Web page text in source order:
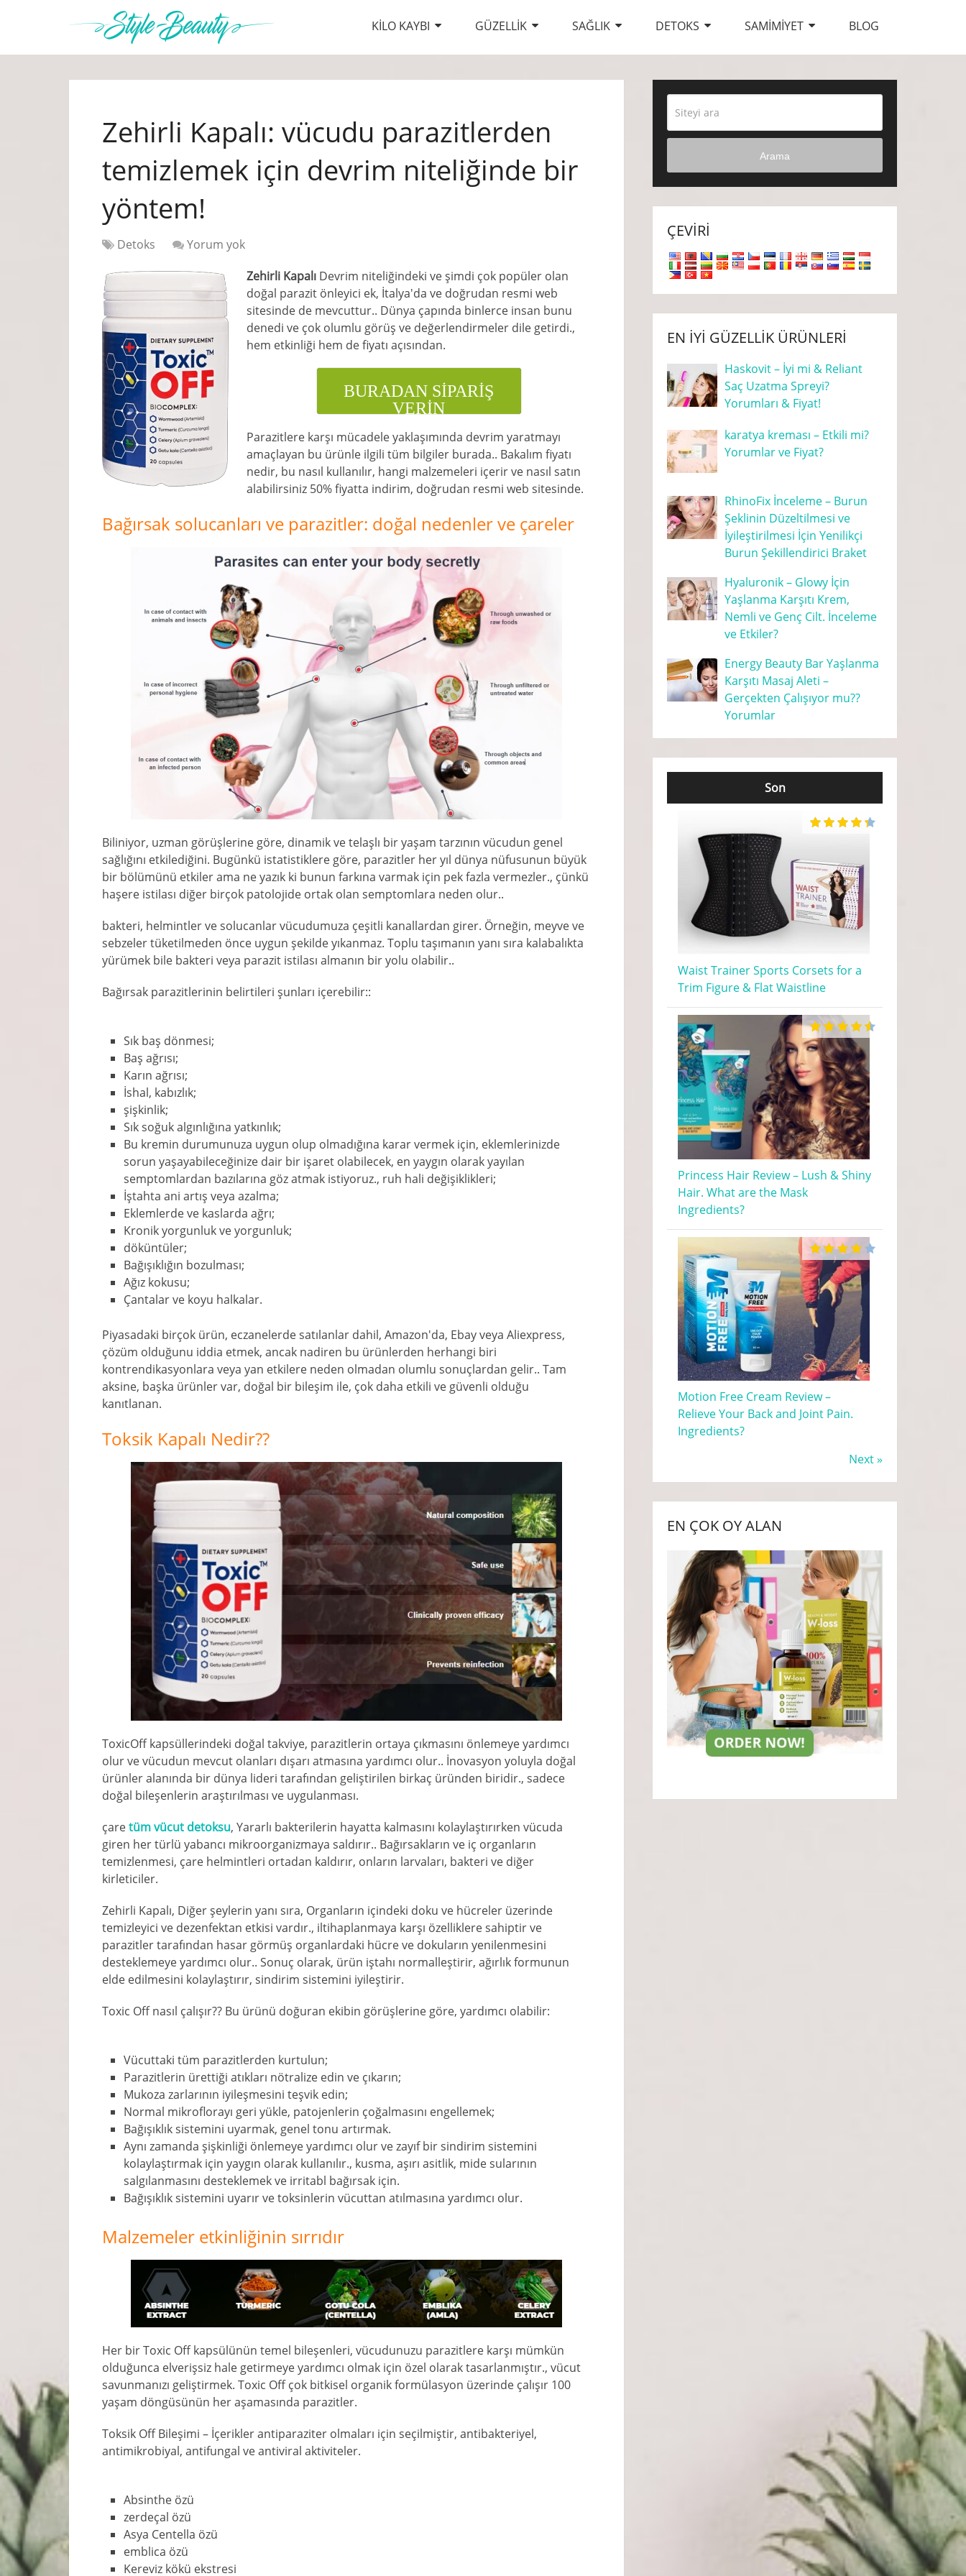
KILO KAYBI GÜZELLIK SAĞLIK DETOKS SAMIMIYET BLOG
Zehirli Kapalı: vücudu parazitlerden
temizlemek için devrim niteliğinde bir
yöntem!
Detoks
Yorum yok
Zehirli Kapalı Devrim niteliğindeki ve şimdi çok popüler olan
doğal parazit önleyici ek, İtalya'da ve doğrudan resmi web
sitesinde de mevcuttur.. Dünya çapında binlerce insan bunu
denedi ve çok olumlu görüş ve değerlendirmeler dile getirdi.,
hem etkinliği hem de fiyatı açısından.
BURADAN SİPARİŞ
VERİN
Parazitlere karşı mücadele yaklaşımında devrim yaratmayı
amaçlayan bu ürünle ilgili tüm bilgiler burada.. Bakalım fiyatı
nedir, bu nasıl kullanılır, hangi malzemeleri içerir ve nasıl satın
alabilirsiniz 50% fiyatta indirim, doğrudan resmi web sitesinde.
Bağırsak solucanları ve parazitler: doğal nedenler ve çareler
Biliniyor, uzman görüşlerine göre, dinamik ve telaşlı bir yaşam tarzının vücudun genel
sağlığını etkilediğini. Bugünkü istatistiklere göre, parazitler her yıl dünya nüfusunun büyük
bir bölümünü etkiler ama ne yazık ki bunun farkına varmak için pek fazla vermezler., çünkü
haşere istilası diğer birçok patolojide ortak olan semptomlara neden olur..
bakteri, helmintler ve solucanlar vücudumuza çeşitli kanallardan girer. Örneğin, meyve ve
sebzeler tüketilmeden önce uygun şekilde yıkanmaz. Toplu taşımanın yanı sıra kalabalıkta
yürümek bile bakteri veya parazit istilası almanın bir yolu olabilir..
Bağırsak parazitlerinin belirtileri şunları içerebilir::
Sık baş dönmesi;
Baş ağrısı;
Karın ağrısı;
İshal, kabızlık;
şişkinlik;
Sık soğuk algınlığına yatkınlık;
Bu kremin durumunuza uygun olup olmadığına karar vermek için, eklemlerinizde
sorun yaşayabileceğinize dair bir işaret olabilecek, en yaygın olarak yayılan
semptomlardan bazılarına göz atmak istiyoruz., ruh hali değişiklikleri;
İştahta ani artış veya azalma;
Eklemlerde ve kaslarda ağrı;
Kronik yorgunluk ve yorgunluk;
döküntüler;
Bağışıklığın bozulması;
Ağız kokusu;
Çantalar ve koyu halkalar.
Piyasadaki birçok ürün, eczanelerde satılanlar dahil, Amazon'da, Ebay veya Aliexpress,
çözüm olduğunu iddia etmek, ancak nadiren bu ürünlerden herhangi biri
kontrendikasyonlara veya yan etkilere neden olmadan olumlu sonuçlardan gelir.. Tam
aksine, başka ürünler var, doğal bir bileşim ile, çok daha etkili ve güvenli olduğu
kanıtlanan.
Toksik Kapalı Nedir??
ToxicOff kapsüllerindeki doğal takviye, parazitlerin ortaya çıkmasını önlemeye yardımcı
olur ve vücudun mevcut olanları dışarı atmasına yardımcı olur.. İnovasyon yoluyla doğal
ürünler alanında bir dünya lideri tarafından geliştirilen birkaç üründen biridir., sadece
doğal bileşenlerin araştırılması ve uygulanması.
çaretüm vücut detoksu, Yararlı bakterilerin hayatta kalmasını kolaylaştırırken vücuda
giren her türlü yabancı mikroorganizmaya saldırır.. Bağırsakların ve iç organların
temizlenmesi, çare helmintleri ortadan kaldırır, onların larvaları, bakteri ve diğer
kirleticiler.
Zehirli Kapalı, Diğer şeylerin yanı sıra, Organların içindeki doku ve hücreler üzerinde
temizleyici ve dezenfektan etkisi vardır., iltihaplanmaya karşı özelliklere sahiptir ve
parazitler tarafından hasar görmüş organlardaki hücre ve dokuların yenilenmesini
desteklemeye yardımcı olur.. Sonuç olarak, ürün iştahı normalleştirir, ağırlık formunun
elde edilmesini kolaylaştırır, sindirim sistemini iyileştirir.
Toxic Off nasıl çalışır?? Bu ürünü doğuran ekibin görüşlerine göre, yardımcı olabilir:
Vücuttaki tüm parazitlerden kurtulun;
Parazitlerin ürettiği atıkları nötralize edin ve çıkarın;
Mukoza zarlarının iyileşmesini teşvik edin;
Normal mikroflorayı geri yükle, patojenlerin çoğalmasını engellemek;
Bağışıklık sistemini uyarmak, genel tonu artırmak.
Aynı zamanda şişkinliği önlemeye yardımcı olur ve zayıf bir sindirim sistemini
kolaylaştırmak için yaygın olarak kullanılır., kusma, aşırı asitlik, mide sularının
salgılanmasını desteklemek ve irritabl bağırsak için.
Bağışıklık sistemini uyarır ve toksinlerin vücuttan atılmasına yardımcı olur.
Malzemeler etkinliğinin sırrıdır
Her bir Toxic Off kapsülünün temel bileşenleri, vücudunuzu parazitlere karşı mümkün
olduğunca elverişsiz hale getirmeye yardımcı olmak için özel olarak tasarlanmıştır., vücut
savunmanızı geliştirmek. Toxic Off çok bitkisel organik formülasyon üzerinde çalışır 100
yaşam döngüsünün her aşamasında parazitler.
Toksik Off Bileşimi – İçerikler antiparaziter olmaları için seçilmiştir, antibakteriyel,
antimikrobiyal, antifungal ve antiviral aktiviteler.
Absinthe özü
zerdeçal özü
Asya Centella özü
emblica özü
Kereviz kökü ekstresi
Arama
ÇEVIRI
EN İYI GÜZELLIK ÜRÜNLERI
Haskovit – İyi mi & Reliant
Saç Uzatma Spreyi?
Yorumları & Fiyat!
karatya kreması – Etkili mi?
Yorumlar ve Fiyat?
RhinoFix İnceleme – Burun
Şeklinin Düzeltilmesi ve
İyileştirilmesi İçin Yenilikçi
Burun Şekillendirici Braket
Hyaluronik – Glowy İçin
Yaşlanma Karşıtı Krem,
Nemli ve Genç Cilt. İnceleme
ve Etkiler?
Energy Beauty Bar Yaşlanma
Karşıtı Masaj Aleti –
Gerçekten Çalışıyor mu??
Yorumlar
Son
Waist Trainer Sports Corsets for a
Trim Figure & Flat Waistline
Princess Hair Review – Lush & Shiny
Hair. What are the Mask
Ingredients?
Motion Free Cream Review –
Relieve Your Back and Joint Pain.
Ingredients?
Next »
EN ÇOK OY ALAN